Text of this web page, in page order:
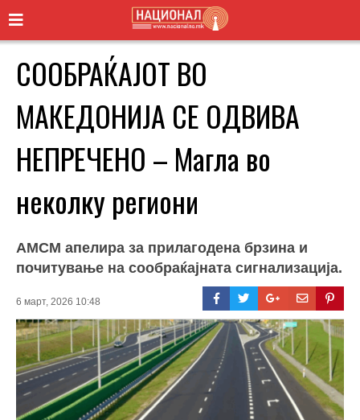
СООБРАЌАЈОТ ВО
МАКЕДОНИЈА СЕ ОДВИВА
НЕПРЕЧЕНО – Магла во
неколку региони
АМСМ апелира за прилагодена брзина и
почитување на сообраќајната сигнализација.
6 март, 2026 10:48